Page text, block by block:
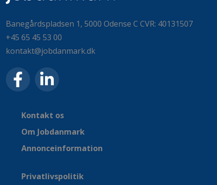
Banegårdspladsen 1, 5000 Odense C CVR: 40131507
+45 65 45 53 00
kontakt@jobdanmark.dk
Kontakt os
Om Jobdanmark
Annonceinformation
Privatlivspolitik